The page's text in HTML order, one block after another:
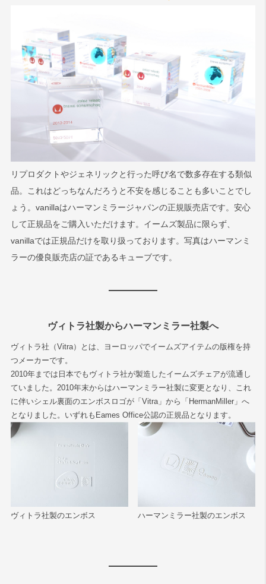
リプロダクトやジェネリックと行った呼び名で数多存在する類似
品。これはどっちなんだろうと不安を感じることも多いことでし
ょう。vanillaはハーマンミラージャパンの正規販売店です。安心
して正規品をご購入いただけます。イームズ製品に限らず、
vanillaでは正規品だけを取り扱っております。写真はハーマンミ
ラーの優良販売店の証であるキューブです。
ヴィトラ社製からハーマンミラー社製へ
ヴィトラ社（Vitra）とは、ヨーロッパでイームズアイテムの版権を持
つメーカーです。
2010年までは日本でもヴィトラ社が製造したイームズチェアが流通し
ていました。2010年末からはハーマンミラー社製に変更となり、これ
に伴いシェル裏面のエンボスロゴが「Vitra」から「HermanMiller」へ
となりました。いずれもEames Office公認の正規品となります。
ヴィトラ社製のエンボス ハーマンミラー社製のエンボス